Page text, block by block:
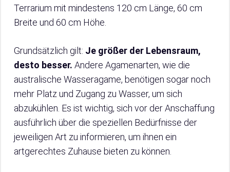
Terrarium mit mindestens 120 cm Länge, 60 cm
Breite und 60 cm Höhe.
Grundsätzlich gilt: Je größer der Lebensraum,
desto besser. Andere Agamenarten, wie die
australische Wasseragame, benötigen sogar noch
mehr Platz und Zugang zu Wasser, um sich
abzukühlen. Es ist wichtig, sich vor der Anschaffung
ausführlich über die speziellen Bedürfnisse der
jeweiligen Art zu informieren, um ihnen ein
artgerechtes Zuhause bieten zu können.